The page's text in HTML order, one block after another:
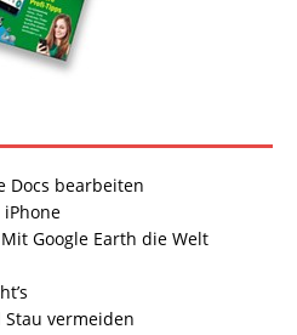
Docs bearbeiten
Google Earth die Welt
vermeiden